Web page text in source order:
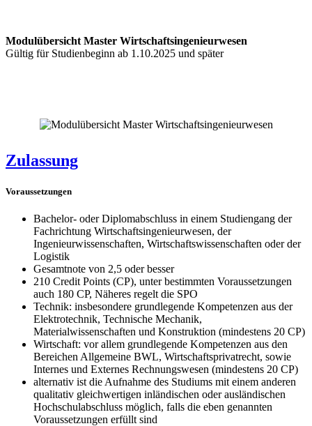
Modulübersicht Master Wirtschaftsingenieurwesen
Gültig für Studienbeginn ab 1.10.2025 und später
Zulassung
Voraussetzungen
Bachelor- oder Diplomabschluss in einem Studiengang der
Fachrichtung Wirtschaftsingenieurwesen, der
Ingenieurwissenschaften, Wirtschaftswissenschaften oder der
Logistik
Gesamtnote von 2,5 oder besser
210 Credit Points (CP), unter bestimmten Voraussetzungen
auch 180 CP, Näheres regelt die SPO
Technik: insbesondere grundlegende Kompetenzen aus der
Elektrotechnik, Technische Mechanik,
Materialwissenschaften und Konstruktion (mindestens 20 CP)
Wirtschaft: vor allem grundlegende Kompetenzen aus den
Bereichen Allgemeine BWL, Wirtschaftsprivatrecht, sowie
Internes und Externes Rechnungswesen (mindestens 20 CP)
alternativ ist die Aufnahme des Studiums mit einem anderen
qualitativ gleichwertigen inländischen oder ausländischen
Hochschulabschluss möglich, falls die eben genannten
Voraussetzungen erfüllt sind